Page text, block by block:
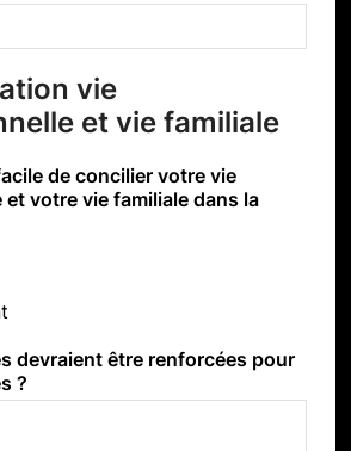
vie
et vie familiale
de concilier votre vie
votre vie familiale dans la
devraient être renforcées pour
?